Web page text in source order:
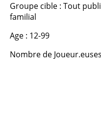
Groupe cible : Tout
familial
Age : 12-99
Nombre de